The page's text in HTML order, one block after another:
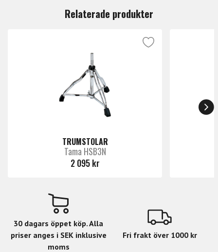
Relaterade produkter
TRUMSTOLAR
Tama HSB3N
2 095 kr
30 dagars öppet köp. Alla
priser anges i SEK inklusive
moms
Fri frakt över 1000 kr